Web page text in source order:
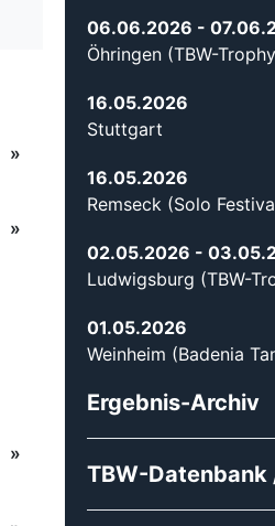
06.06.2026 -
Öhringen (TBW-
16.05.2026
Stuttgart
16.05.2026
Remseck (Solo
02.05.2026 -
Ludwigsburg (TBW-
01.05.2026
Weinheim (Badenia
Ergebnis-Archiv
TBW-Datenbank